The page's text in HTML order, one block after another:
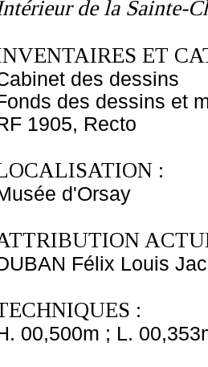
de la Sainte-
ET
des dessins
des dessins et
1905, Recto
:
d'Orsay
Félix Louis
:
00,500m ; L.